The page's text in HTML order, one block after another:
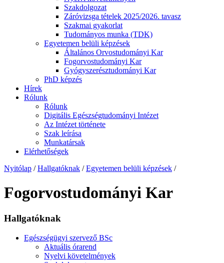
Szakdolgozat
Záróvizsga tételek 2025/2026. tavasz
Szakmai gyakorlat
Tudományos munka (TDK)
Egyetemen belüli képzések
Általános Orvostudományi Kar
Fogorvostudományi Kar
Gyógyszerésztudományi Kar
PhD képzés
Hírek
Rólunk
Rólunk
Digitális Egészségtudományi Intézet
Az Intézet története
Szak leírása
Munkatársak
Elérhetőségek
Nyitólap / Hallgatóknak / Egyetemen belüli képzések /
Fogorvostudományi Kar
Hallgatóknak
Egészségügyi szervező BSc
Aktuális órarend
Nyelvi követelmények